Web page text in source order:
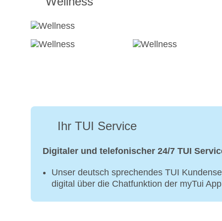
Ihr TUI Service
Digitaler und telefonischer 24/7 TUI
Unser deutsch sprechendes TUI
digital über die Chatfunktion der myTui